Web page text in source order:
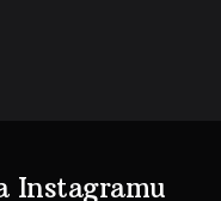
Instagramu